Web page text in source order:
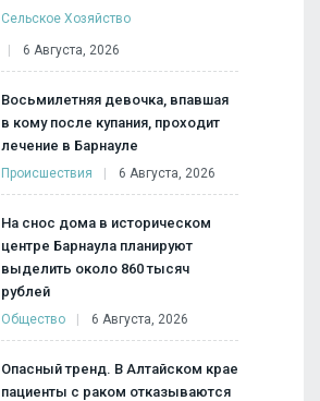
Сельское Хозяйство
6 Августа, 2026
Восьмилетняя девочка, впавшая
в кому после купания, проходит
лечение в Барнауле
Происшествия 6 Августа, 2026
На снос дома в историческом
центре Барнаула планируют
выделить около 860 тысяч
рублей
Общество 6 Августа, 2026
Опасный тренд. В Алтайском крае
пациенты с раком отказываются